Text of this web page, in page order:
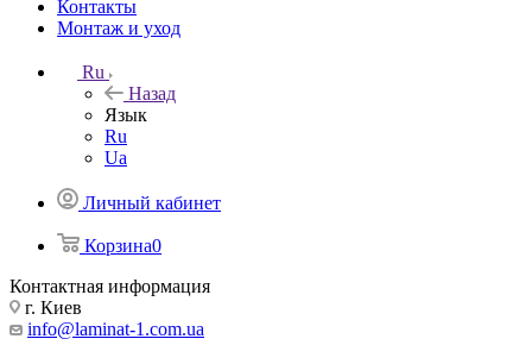
Контакты
Монтаж и уход
Ru
Назад
Язык
Ru
Ua
Личный кабинет
Корзина0
Контактная информация
г. Киев
info@laminat-1.com.ua